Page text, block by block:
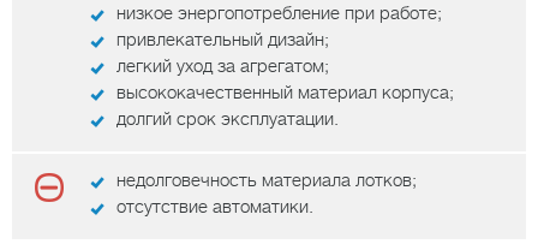
низкое энергопотребление при работе;
привлекательный дизайн;
легкий уход за агрегатом;
высококачественный материал корпуса;
долгий срок эксплуатации.
недолговечность материала лотков;
отсутствие автоматики.